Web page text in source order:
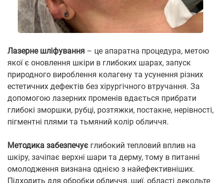
Лазерне шліфування – це апаратна процедура, метою
якої є оновлення шкіри в глибоких шарах, запуск
природного вироблення колагену та усунення різних
естетичних дефектів без хірургічного втручання. За
допомогою лазерних променів вдається прибрати
глибокі зморшки, рубці, розтяжки, постакне, нерівності,
пігментні плями та тьмяний колір обличчя.
Методика забезпечує глибокий тепловий вплив на
шкіру, зачіпає верхні шари та дерму, тому в питанні
омолодження визнана однією з найефективніших.
Підходить для обробки обличчя, шиї, області декольте